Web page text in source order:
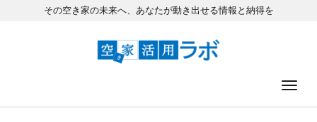
その空き家の未来へ、あなたが動き出せる情報と納得を
ナビ